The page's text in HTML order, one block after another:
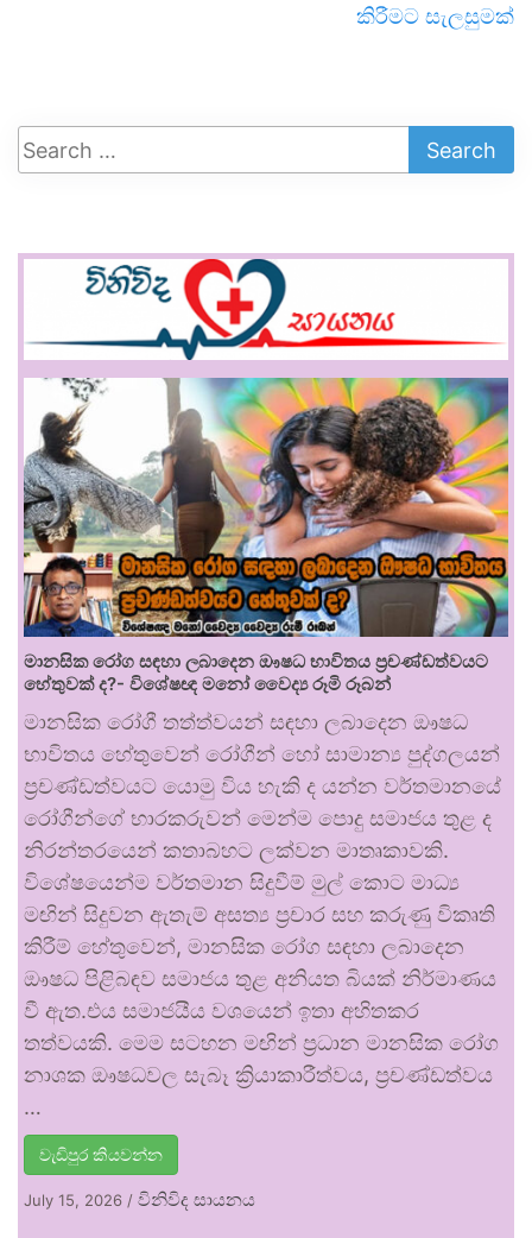
කිරීමට සැලසුමක්
මානසික රෝග සඳහා ලබාදෙන ඖෂධ භාවිතය ප්‍රචණ්ඩත්වයට
හේතුවක් ද?- විශේෂඥ මනෝ වෛද්‍ය රූමි රූබන්
මානසික රෝගී තත්ත්වයන් සඳහා ලබාදෙන ඖෂධ
භාවිතය හේතුවෙන් රෝගීන් හෝ සාමාන්‍ය පුද්ගලයන්
ප්‍රචණ්ඩත්වයට යොමු විය හැකි ද යන්න වර්තමානයේ
රෝගීන්ගේ භාරකරුවන් මෙන්ම පොදු සමාජය තුළ ද
නිරන්තරයෙන් කතාබහට ලක්වන මාතෘකාවකි.
විශේෂයෙන්ම වර්තමාන සිදුවීම් මුල් කොට මාධ්‍ය
මඟින් සිදුවන ඇතැම් අසත්‍ය ප්‍රචාර සහ කරුණු විකෘති
කිරීම් හේතුවෙන්, මානසික රෝග සඳහා ලබාදෙන
ඖෂධ පිළිබඳව සමාජය තුළ අනියත බියක් නිර්මාණය
වී ඇත.එය සමාජයීය වශයෙන් ඉතා අහිතකර
තත්වයකි. මෙම සටහන මඟින් ප්‍රධාන මානසික රෝග
නාශක ඖෂධවල සැබෑ ක්‍රියාකාරීත්වය, ප්‍රචණ්ඩත්වය
…
වැඩිපුර කියවන්න
July 15, 2026 / විනිවිද සායනය